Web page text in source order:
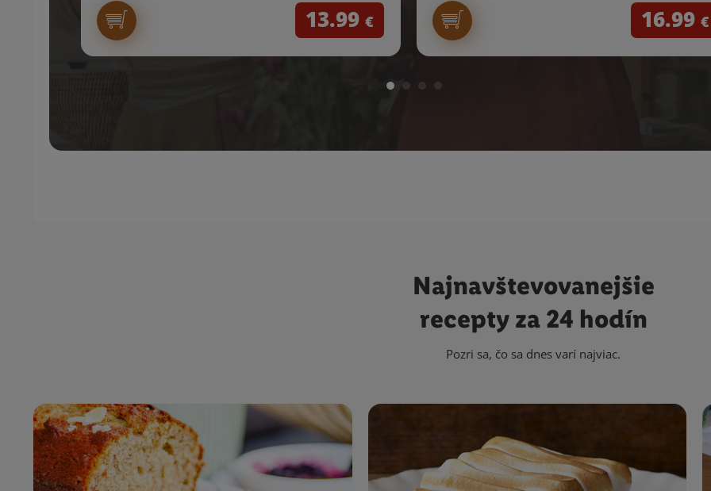
13.99 € 16.99 €
Najnavštevovanejšie
recepty za 24 hodín
Pozri sa, čo sa dnes varí najviac.